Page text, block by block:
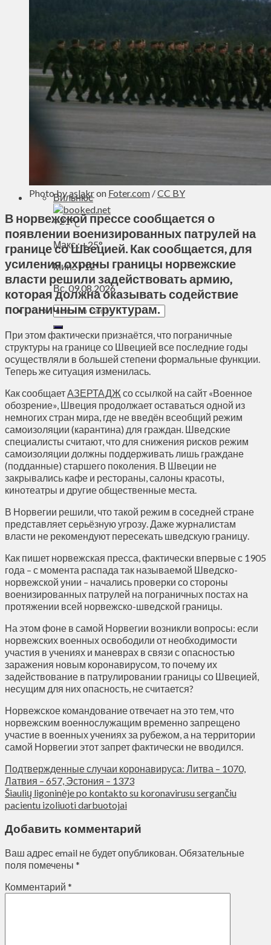
Здравоохранение
Происшествия
Приграничье
Деньги
Визиты
Выборы
Агроновости
Энергетика
Вильнюс
+21°C
Макс.:+25°
Мин.:+12°
Вс, 09.08.2026
Photo byaslakron Foter.com /CC BY
В норвежской прессе сообщается о
появлении военизированных патрулей на
границе со Швецией. Как сообщается, для
усиления охраны границы норвежские
власти решили задействовать армию,
которая должна оказывать содействие
пограничным структурам.
При этом фактически признаётся, что пограничные
структуры на границе со Швецией все последние годы
осуществляли в большей степени формальные функции.
Теперь же ситуация изменилась.
Как сообщаетАЗЕРТАДЖ со ссылкой на сайт «Военное
обозрение», Швеция продолжает оставаться одной из
немногих стран мира, где не введён всеобщий режим
самоизоляции (карантина) для граждан. Шведские
специалисты считают, что для снижения рисков режим
самоизоляции должны поддерживать лишь граждане
(подданные) старшего поколения. В Швеции не
закрывались кафе и рестораны, салоны красоты,
кинотеатры и другие общественные места.
В Норвегии решили, что такой режим в соседней стране
представляет серьёзную угрозу. Даже журналистам
власти не рекомендуют пересекать шведскую границу.
Как пишет норвежская пресса, фактически впервые с 1905
года – с момента распада так называемой Шведско-
норвежской унии – начались проверки со стороны
военизированных патрулей на пограничных постах на
протяжении всей норвежско-шведской границы.
На этом фоне в самой Норвегии возникли вопросы: если
норвежских военных освободили от необходимости
участия в учениях и маневрах в связи с опасностью
заражения новым коронавирусом, то почему их
задействование в патрулировании границы со Швецией,
несущим для них опасность, не считается?
Норвежское командование отвечает на это тем, что
норвежским военнослужащим временно запрещено
участие в военных учениях за рубежом, а на территории
самой Норвегии этот запрет фактически не вводился.
Подтвержденные случаи коронавируса: Литва – 1070,
Латвия – 657, Эстония – 1373
Šiaulių ligoninėje po kontakto su koronavirusu sergančiu
pacientu izoliuoti darbuotojai
Добавить комментарий
Ваш адрес email не будет опубликован.Обязательные
поля помечены *
Комментарий *